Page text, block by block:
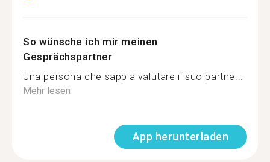
So wünsche ich mir meinen
Gesprächspartner
Una persona che sappia valutare il suo partne...
Mehr lesen
App herunterladen